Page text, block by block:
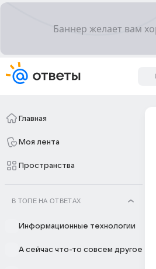
Главная
Моя лента
Пространства
В ТОПЕ НА ОТВЕТАХ
Информационные технологии
А сейчас что-то совсем другое